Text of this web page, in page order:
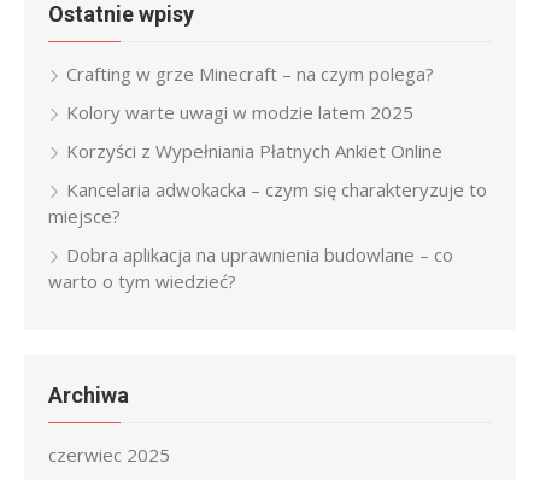
Ostatnie wpisy
Crafting w grze Minecraft – na czym polega?
Kolory warte uwagi w modzie latem 2025
Korzyści z Wypełniania Płatnych Ankiet Online
Kancelaria adwokacka – czym się charakteryzuje to
miejsce?
Dobra aplikacja na uprawnienia budowlane – co
warto o tym wiedzieć?
Archiwa
czerwiec 2025